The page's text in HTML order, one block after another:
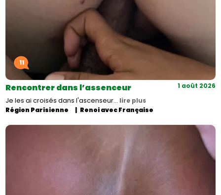
11
Rencontrer dans l’assenceur 1 août 2026
Je les ai croisés dans l'ascenseur… lire plus
Région Parisienne
Renoi avec Française